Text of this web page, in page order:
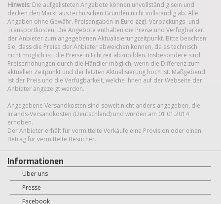
Hinweis: Die aufgelisteten Angebote können unvollständig sein und
decken den Markt aus technischen Gründen nicht vollständig ab. Alle
Angaben ohne Gewähr. Preisangaben in Euro zzgl. Verpackungs- und
Transportkosten. Die Angebote enthalten die Preise und Verfügbarkeit
der Anbieter zum angegebenen Aktualisierungzeitpunkt. Bitte beachten
Sie, dass die Preise der Anbieter abweichen können, da es technisch
nicht möglich ist, die Preise in Echtzeit abzubilden. Insbesondere sind
Preiserhöhungen durch die Händler möglich, wenn die Differenz zum
aktuellen Zeitpunkt und der letzten Aktualisierung hoch ist. Maßgebend
ist der Preis und die Verfügbarkeit, welche Ihnen auf der Webseite der
Anbieter angezeigt werden.
Angegebene Versandkosten sind soweit nicht anders angegeben, die
Inlands-Versandkosten (Deutschland) und wurden am 01.01.2014
erhoben.
Der Anbieter erhält für vermittelte Verkäufe eine Provision oder einen
Betrag für vermittelte Besucher.
Informationen
Über uns
Presse
Facebook